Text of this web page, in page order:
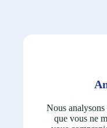
Nous analysons
que vous ne